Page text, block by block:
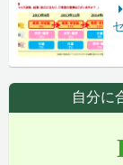
自分に